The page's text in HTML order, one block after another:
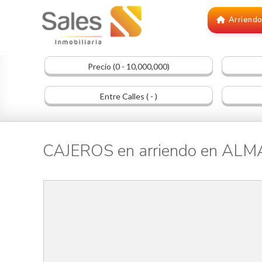
Arriendo
Precio (0 - 10,000,000)
Entre Calles ( - )
CAJEROS en arriendo en